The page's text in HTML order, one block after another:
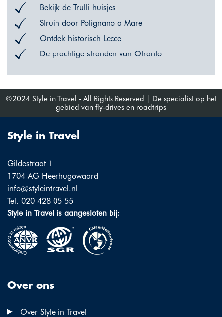
Bekijk de Trulli huisjes
Struin door Polignano a Mare
Ontdek historisch Lecce
De prachtige stranden van Otranto
©2024 Style in Travel - All Rights Reserved | De specialist op het
gebied van fly-drives en roadtrips
Style in Travel
Gildestraat 1
1704 AG Heerhugowaard
info@styleintravel.nl
Tel. 020 428 05 55
Style in Travel is aangesloten bij:
Over ons
Over Style in Travel